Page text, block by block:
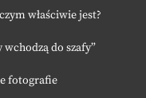
właściwie jest?
do szafy”
fotografie